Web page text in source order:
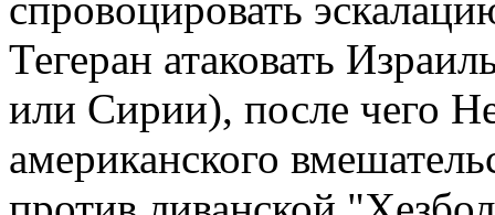
спровоцировать
Тегеран атаковать
или Сирии), после чего
американского